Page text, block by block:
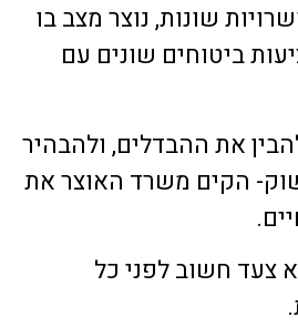
שונות, נוצר מצב בו
ביטוחים שונים עם
את ההבדלים, ולהבהיר
הקים משרד האוצר את
צעד חשוב לפני כל